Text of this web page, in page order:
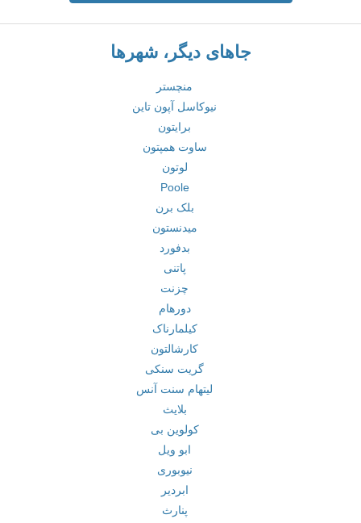
جاهای دیگر، شهرها
منچستر
نیوکاسل آپون تاین
برایتون
ساوت همپتون
لوتون
Poole
بلک برن
میدنستون
بدفورد
پاتنی
چزنت
دورهام
کیلمارناک
کارشالتون
گریت سنکی
لیتهام سنت آنس
بلایث
کولوین بی
ابو ویل
نیوبوری
ابردیر
پنارث